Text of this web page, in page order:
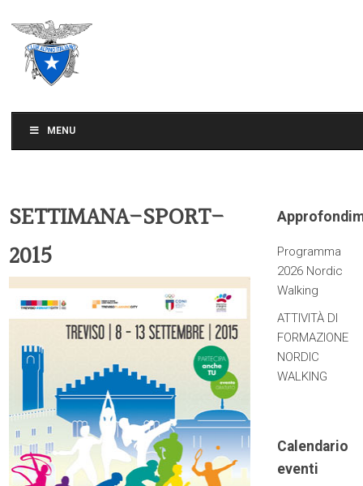
MENU
SETTIMANA-SPORT-
2015
Programma
2026 Nordic
Walking
ATTIVITÀ DI
FORMAZIONE
NORDIC
WALKING
Calendario
eventi